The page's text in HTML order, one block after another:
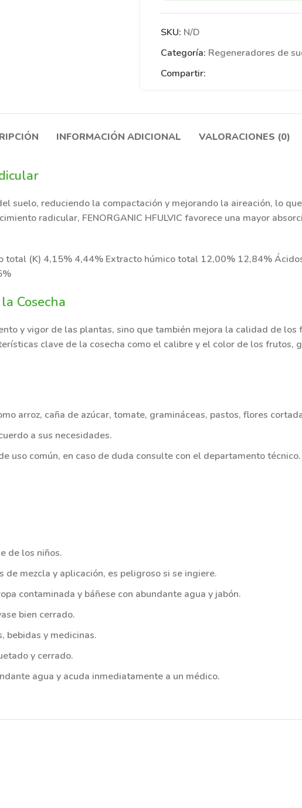
SKU: N/D
Categoría: Regeneradores de
Compartir:
INFORMACIÓN ADICIONAL VALORACIONES (0)
suelo, reduciendo la compactación y mejorando la aireación, lo
radicular, FENORGANIC HFULVIC favorece una mayor
(K) 4,15% 4,44% Extracto húmico total 12,00% 12,84%
Cosecha
y vigor de las plantas, sino que también mejora la calidad de
clave de la cosecha como el calibre y el color de los frutos,
arroz, caña de azúcar, tomate, gramináceas, pastos, flores
a sus necesidades.
uso común, en caso de duda consulte con el departamento técnico.
de los niños.
mezcla y aplicación, es peligroso si se ingiere.
contaminada y báñese con abundante agua y jabón.
bien cerrado.
bebidas y medicinas.
y cerrado.
agua y acuda inmediatamente a un médico.